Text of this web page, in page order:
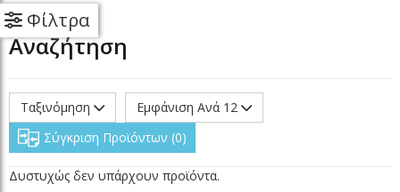
Φίλτρα
Αναζήτηση
Ταξινόμηση
Εμφάνιση Ανά 12
Σύγκριση Προϊόντων 0
Δυστυχώς δεν υπάρχουν προϊόντα.